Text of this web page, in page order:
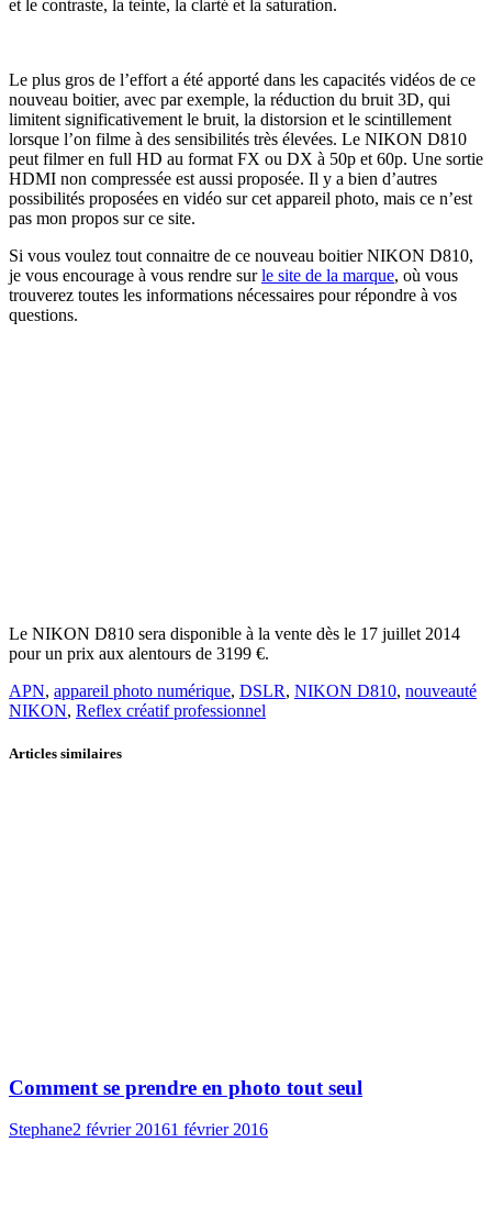
et le contraste, la teinte, la clarté et la saturation.
Le plus gros de l’effort a été apporté dans les capacités vidéos de ce
nouveau boitier, avec par exemple, la réduction du bruit 3D, qui
limitent significativement le bruit, la distorsion et le scintillement
lorsque l’on filme à des sensibilités très élevées. Le NIKON D810
peut filmer en full HD au format FX ou DX à 50p et 60p. Une sortie
HDMI non compressée est aussi proposée. Il y a bien d’autres
possibilités proposées en vidéo sur cet appareil photo, mais ce n’est
pas mon propos sur ce site.
Si vous voulez tout connaitre de ce nouveau boitier NIKON D810,
je vous encourage à vous rendre surle site de la marque, où vous
trouverez toutes les informations nécessaires pour répondre à vos
questions.
Le NIKON D810 sera disponible à la vente dès le 17 juillet 2014
pour un prix aux alentours de 3199 €.
APN, appareil photo numérique, DSLR, NIKON D810, nouveauté
NIKON, Reflex créatif professionnel
Articles similaires
Comment se prendre en photo tout seul
Stephane2 février 20161 février 2016